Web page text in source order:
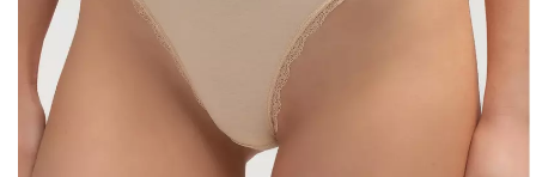
Бесшовные леггинсы из
микрофибры LEGGINGS
02 (черный) Giulia
631 грн.
Бесшовные леггинсы
LEGGINGS (черный) Giulia
551 грн.